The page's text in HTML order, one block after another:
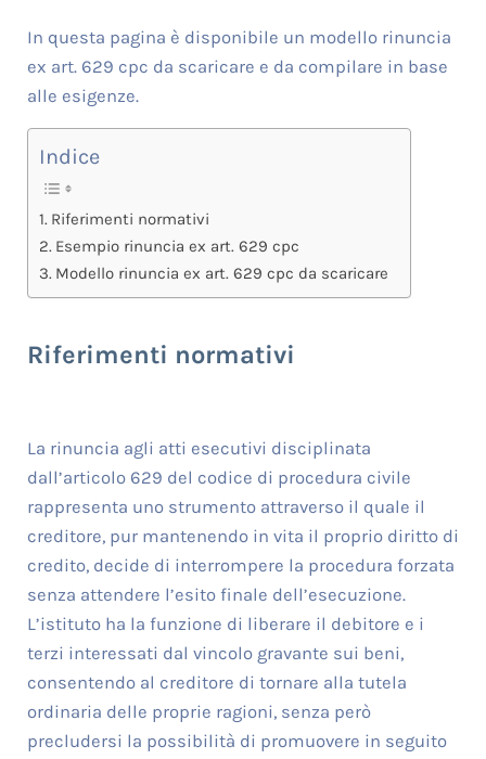
In questa pagina è disponibile un modello rinuncia
ex art. 629 cpc da scaricare e da compilare in base
alle esigenze.
Indice
Riferimenti normativi
Esempio rinuncia ex art. 629 cpc
Modello rinuncia ex art. 629 cpc da scaricare
Riferimenti normativi
La rinuncia agli atti esecutivi disciplinata
dall’articolo 629 del codice di procedura civile
rappresenta uno strumento attraverso il quale il
creditore, pur mantenendo in vita il proprio diritto di
credito, decide di interrompere la procedura forzata
senza attendere l’esito finale dell’esecuzione.
L’istituto ha la funzione di liberare il debitore e i
terzi interessati dal vincolo gravante sui beni,
consentendo al creditore di tornare alla tutela
ordinaria delle proprie ragioni, senza però
precludersi la possibilità di promuovere in seguito